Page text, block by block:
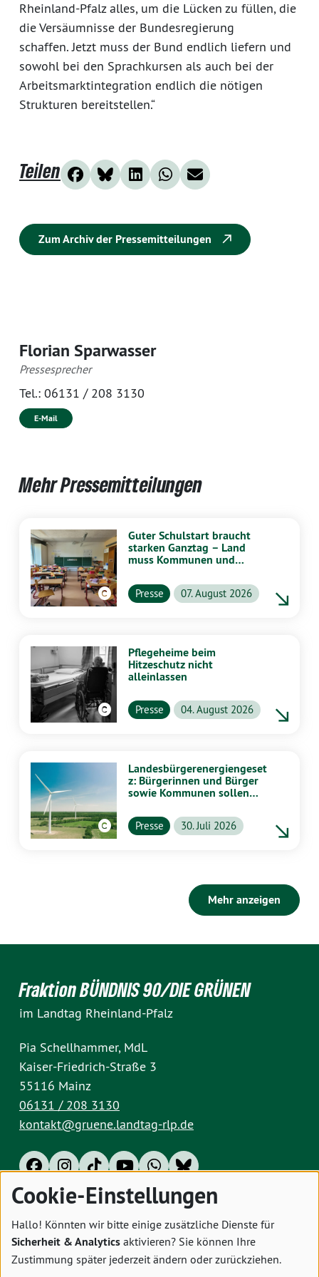
Rheinland-Pfalz alles, um die Lücken zu füllen, die
die Versäumnisse der Bundesregierung
schaffen. Jetzt muss der Bund endlich liefern und
sowohl bei den Sprachkursen als auch bei der
Arbeitsmarktintegration endlich die nötigen
Strukturen bereitstellen.“
Teilen
Zum Archiv der Pressemitteilungen
Florian Sparwasser
Pressesprecher
Tel.: 06131 / 208 3130
E-Mail
Mehr Pressemitteilungen
Guter Schulstart braucht
starken Ganztag – Land
muss Kommunen und
unterstützen
Presse 07. August 2026
Pflegeheime beim
Hitzeschutz nicht
alleinlassen
Presse 04. August 2026
Landesbürgerenergiengeset
z: Bürgerinnen und Bürger
sowie Kommunen sollen
profitieren
Presse 30. Juli 2026
Mehr anzeigen
Fraktion BÜNDNIS 90/DIE GRÜNEN
im Landtag Rheinland-Pfalz
Pia Schellhammer, MdL
Kaiser-Friedrich-Straße 3
55116 Mainz
06131 / 208 3130
kontakt@gruene.landtag-rlp.de
Impressum Datenschutz Cookies
Cookie-Einstellungen
Hallo! Könnten wir bitte einige zusätzliche Dienste für
Sicherheit & Analytics aktivieren? Sie können Ihre
Zustimmung später jederzeit ändern oder zurückziehen.